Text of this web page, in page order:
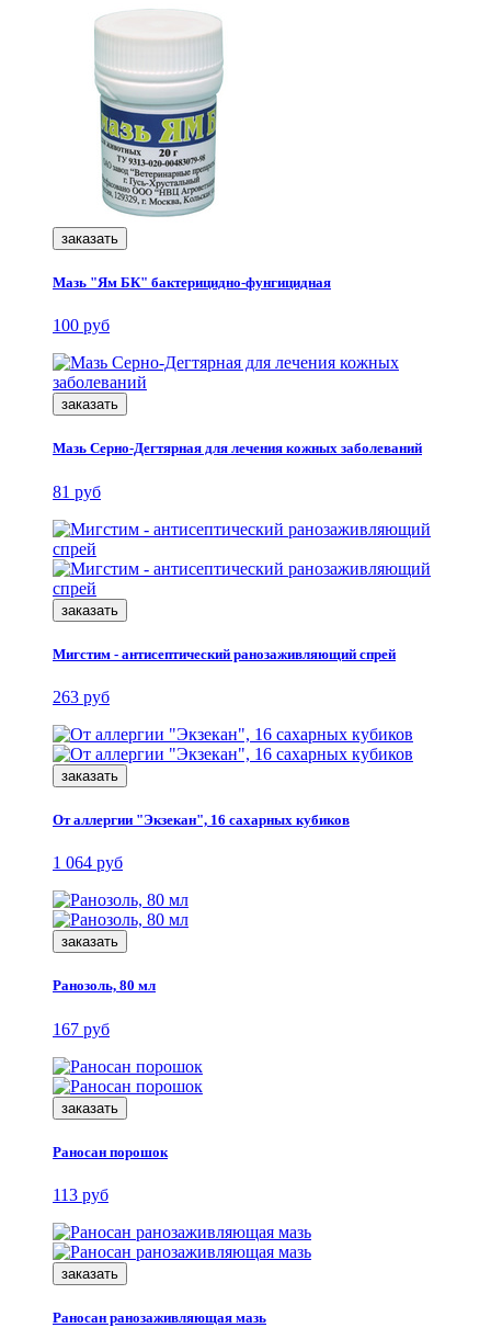
заказать
Мазь "Ям БК" бактерицидно-фунгицидная
100 руб
заказать
Мазь Серно-Дегтярная для лечения кожных заболеваний
81 руб
заказать
Мигстим - антисептический ранозаживляющий спрей
263 руб
заказать
От аллергии "Экзекан", 16 сахарных кубиков
1 064 руб
заказать
Ранозоль, 80 мл
167 руб
заказать
Раносан порошок
113 руб
заказать
Раносан ранозаживляющая мазь